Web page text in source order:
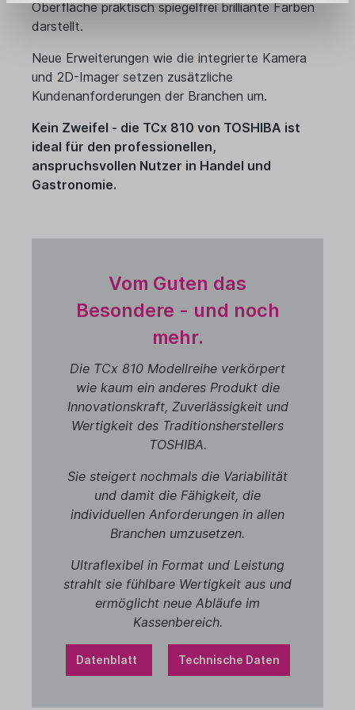
Oberfläche praktisch spiegelfrei brilliante Farben
darstellt.
Neue Erweiterungen wie die integrierte Kamera
und 2D-Imager setzen zusätzliche
Kundenanforderungen der Branchen um.
Kein Zweifel - die TCx 810 von TOSHIBA ist
ideal für den professionellen,
anspruchsvollen Nutzer in Handel und
Gastronomie.
Vom Guten das
Besondere - und noch
mehr.
Die TCx 810 Modellreihe verkörpert
wie kaum ein anderes Produkt die
Innovationskraft, Zuverlässigkeit und
Wertigkeit des Traditionsherstellers
TOSHIBA.
Sie steigert nochmals die Variabilität
und damit die Fähigkeit, die
individuellen Anforderungen in allen
Branchen umzusetzen.
Ultraflexibel in Format und Leistung
strahlt sie fühlbare Wertigkeit aus und
ermöglicht neue Abläufe im
Kassenbereich.
Datenblatt Technische Daten